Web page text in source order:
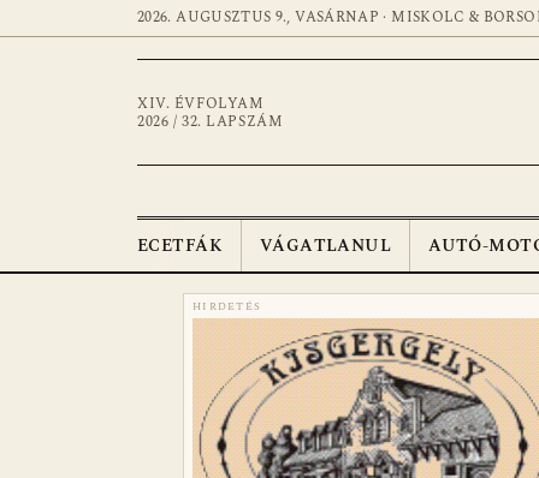
2026. AUGUSZTUS 9., VASÁRNAP · MISKOLC &
XIV. ÉVFOLYAM
2026 / 32. LAPSZÁM
ECETFÁK VÁGATLANUL AUTÓ-
HIRDETÉS